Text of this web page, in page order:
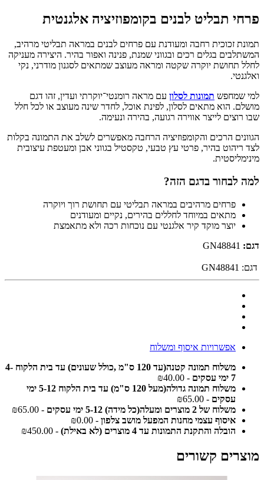
פרחי תבליט לבנים בקומפוזיציה אלגנטית
תמונת זכוכית רחבה ומעודנת עם פרחים לבנים במראה תבליטי מרהיב,
המשתלבים בגלים רכים ובגווני שמנת, פנינה ואפור בהיר. היצירה מעניקה
לחלל תחושת יוקרה שקטה ומראה מעוצב שמתאים לסגנון מודרני, נקי
ואלגנטי.
למי שמחפש תמונות לסלון עם מראה רומנטי־יוקרתי ועדין, זהו דגם
מושלם. הוא מתאים לסלון, לפינת אוכל, לחדר שינה מעוצב או לכל חלל
שבו רוצים לייצר אווירה רגועה, בהירה ונעימה.
הגוונים הרכים והקומפוזיציה הרחבה מאפשרים לשלב את התמונה בקלות
לצד ריהוט בהיר, פרטי עץ טבעי, טקסטיל בגווני אבן ומעטפת עיצובית
מינימליסטית.
למה לבחור בדגם הזה?
פרחים מרהיבים במראה תבליטי עם תחושת רוך ויוקרה
מתאים במיוחד לחללים בהירים, נקיים ומעודנים
יוצר מוקד קיר אלגנטי עם נוכחות רכה ולא מתאמצת
דגם:
דגם: GN48841
אפשרויות איסוף ומשלוח
משלוח תמונה קטנה(עד 120 ס"מ ,כולל שעונים) עד בית הלקוח 4-
7 ימי עסקים
- ₪40.00
משלוח תמונה גדולה(מעל 120 ס"מ) עד בית הלקוח 5-12 ימי
עסקים - ₪65.00
משלוח של 2 מוצרים ומעלה(כל מידה) 5-12 ימי עסקים
- ₪65.00
איסוף עצמי מחנות המפעל מושב צלפון - ₪0.00
הובלה והתקנת התמונות עד 4 מוצרים (לא באילת)
- ₪450.00
מוצרים קשורים